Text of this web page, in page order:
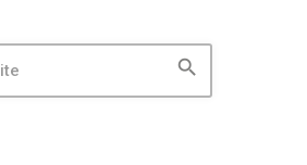
search